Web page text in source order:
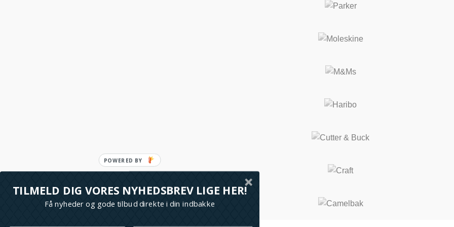
Marselis Boulevard 169, 1 8000 Aarhus C
TILMELD DIG VORES NYHEDSBREV LIGE HER!
Få nyheder og gode tilbud direkte i din indbakke